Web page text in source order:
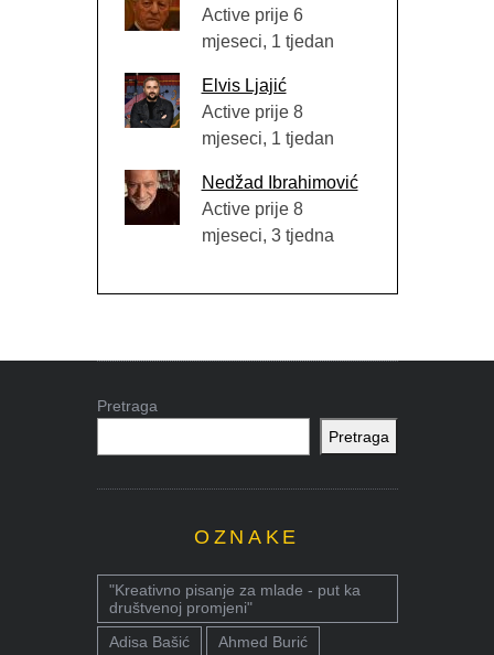
Active prije 6
mjeseci, 1 tjedan
Elvis Ljajić
Active prije 8
mjeseci, 1 tjedan
Nedžad Ibrahimović
Active prije 8
mjeseci, 3 tjedna
Pretraga
Pretraga
OZNAKE
"Kreativno pisanje za mlade - put ka
društvenoj promjeni"
Adisa Bašić
Ahmed Burić